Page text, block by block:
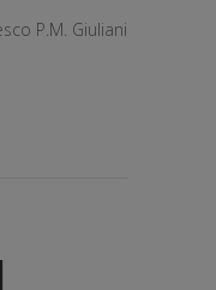
P.M. Giuliani